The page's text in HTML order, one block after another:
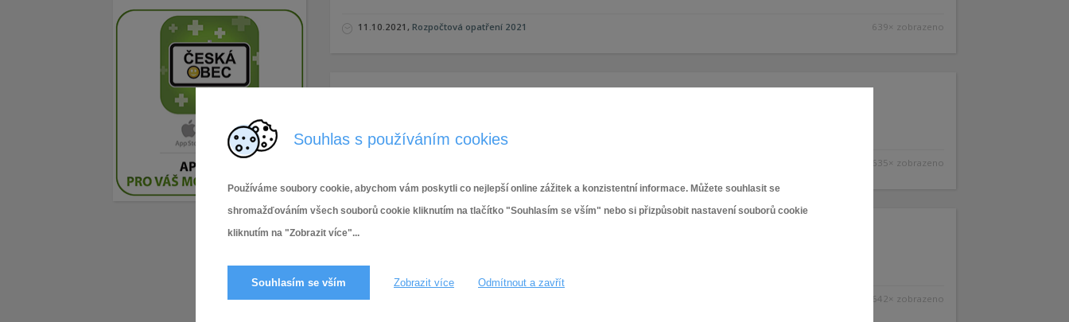
Souhlas s používáním cookies
Používáme soubory cookie, abychom vám poskytli co nejlepší online zážitek a konzistentní informace. Můžete souhlasit se
shromažďováním všech souborů cookie kliknutím na tlačítko "Souhlasím se vším" nebo si přizpůsobit nastavení souborů cookie
kliknutím na "Zobrazit více"...
Souhlasím se vším Zobrazit více Odmítnout a zavřít
639× zobrazeno
11.10.2021 , Rozpočtová opatření 2021
635× zobrazeno
Rozpočtové opatření 8/2021
642× zobrazeno
8.9.2021